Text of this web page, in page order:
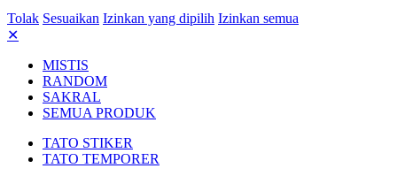
Tolak Sesuaikan Izinkan yang dipilih Izinkan semua
✕
MISTIS
RANDOM
SAKRAL
SEMUA PRODUK
TATO STIKER
TATO TEMPORER